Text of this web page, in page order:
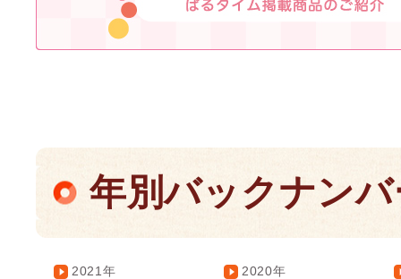
年別バックナン
2021年 2020年